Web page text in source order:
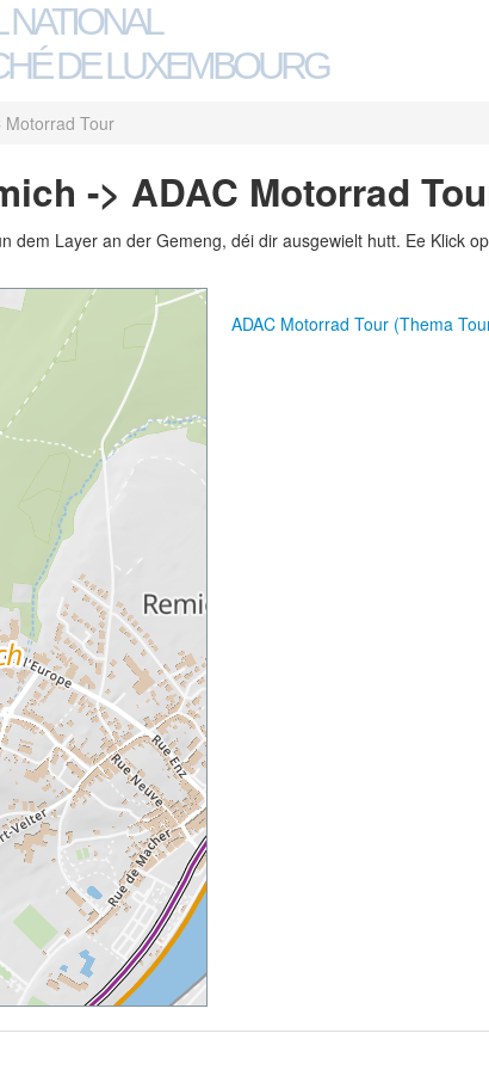
NATIONAL
DE LUXEMBOURG
Motorrad Tour
-> ADAC Motorrad
dem Layer an der Gemeng, déi dir ausgewielt hutt. Ee Klick
ADAC Motorrad Tour (Thema